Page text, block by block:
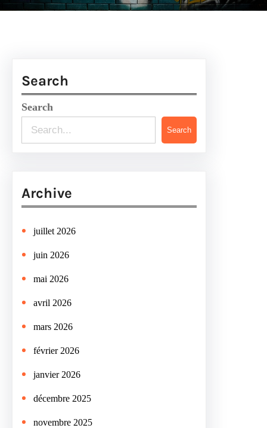
Search
Search
Search
Archive
juillet 2026
juin 2026
mai 2026
avril 2026
mars 2026
février 2026
janvier 2026
décembre 2025
novembre 2025